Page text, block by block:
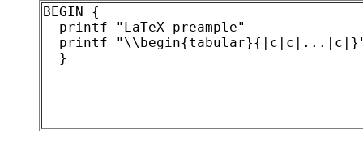
BEGIN {
  printf "LaTeX preample"
printf